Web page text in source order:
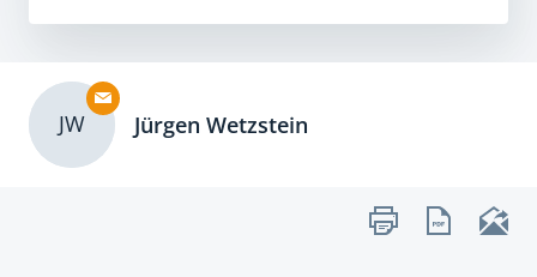
JW Jürgen Wetzstein